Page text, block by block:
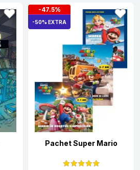
-47.5%
-50% EXTRA
Pachet Super Mario